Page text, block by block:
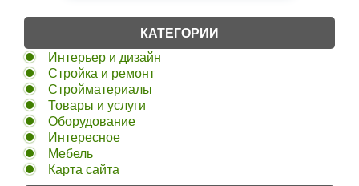
КАТЕГОРИИ
Интерьер и дизайн
Стройка и ремонт
Стройматериалы
Товары и услуги
Оборудование
Интересное
Мебель
Карта сайта